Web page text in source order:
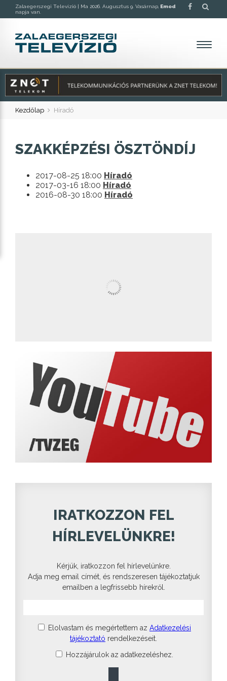
Zalaegerszegi Televízió | Ma 2026. Augusztus 9. Vasárnap, Emod
napja van.
Kezdőlap Híradó
SZAKKÉPZÉSI ÖSZTÖNDÍJ
2017-08-25 18:00 Híradó
2017-03-16 18:00 Híradó
2016-08-30 18:00 Híradó
IRATKOZZON FEL
HÍRLEVELÜNKRE!
Kérjük, iratkozzon fel hírlevelünkre.
Adja meg email címét, és rendszeresen tájékoztatjuk
emailben a legfrissebb hírekről.
Elolvastam és megértettem az Adatkezelési
tájékoztató rendelkezéseit.
Hozzájárulok az adatkezeléshez.